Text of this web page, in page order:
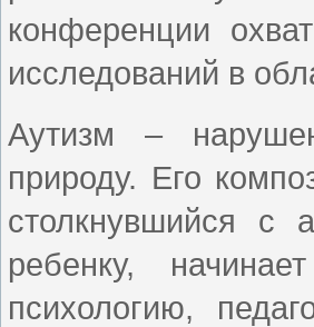
конференции
исследований в
Аутизм –
природу. Его
столкнувшийся с
ребенку,
психологию,